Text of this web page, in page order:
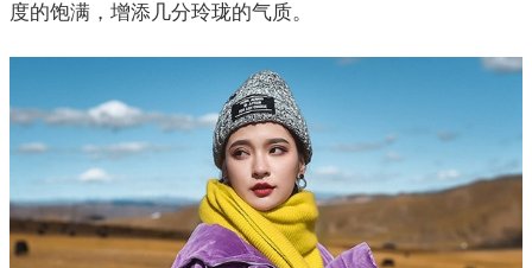
度的饱满，增添几分玲珑的气质。